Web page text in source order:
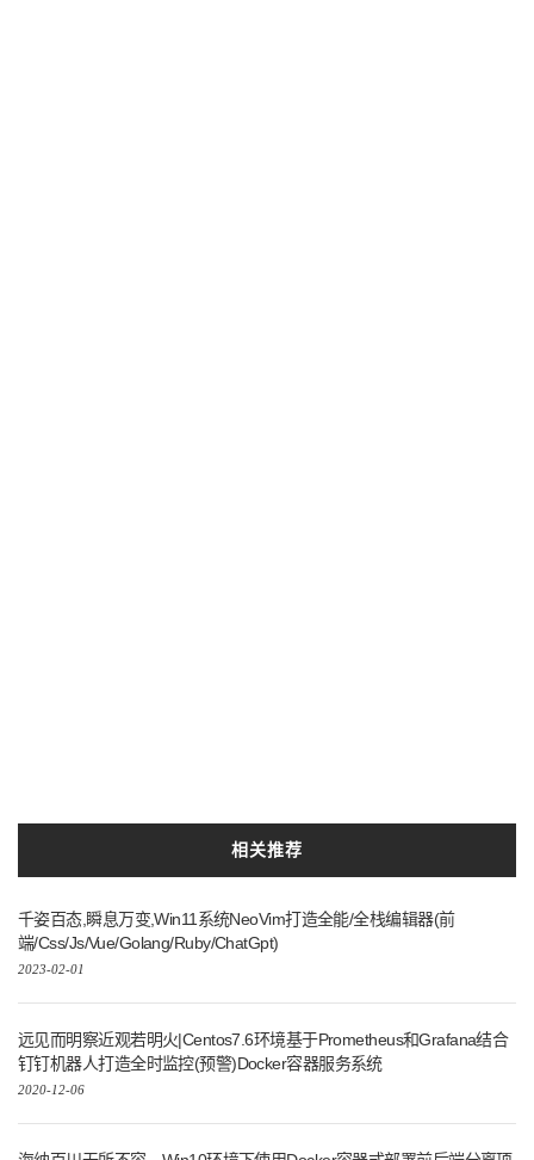
相关推荐
千姿百态,瞬息万变,Win11系统NeoVim打造全能/全栈编辑器(前
端/Css/Js/Vue/Golang/Ruby/ChatGpt)
2023-02-01
远见而明察近观若明火|Centos7.6环境基于Prometheus和Grafana结合
钉钉机器人打造全时监控(预警)Docker容器服务系统
2020-12-06